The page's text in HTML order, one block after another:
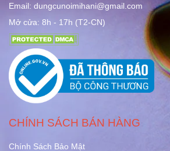
Email: dungcunoimihani@gmail.com
Mở cửa: 8h - 17h (T2-CN)
CHÍNH SÁCH BÁN HÀNG
Chính Sách Bảo Mật